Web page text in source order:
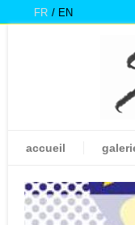
FR EN
accueil